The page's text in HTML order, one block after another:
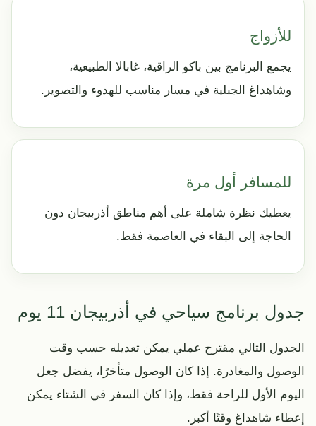
للأزواج
يجمع البرنامج بين باكو الراقية، غابالا الطبيعية،
وشاهداغ الجبلية في مسار مناسب للهدوء والتصوير.
للمسافر أول مرة
يعطيك نظرة شاملة على أهم مناطق أذربيجان دون
الحاجة إلى البقاء في العاصمة فقط.
جدول برنامج سياحي في أذربيجان 11 يوم
الجدول التالي مقترح عملي يمكن تعديله حسب وقت
الوصول والمغادرة. إذا كان الوصول متأخرًا، يفضل جعل
اليوم الأول للراحة فقط، وإذا كان السفر في الشتاء يمكن
إعطاء شاهداغ وقتًا أكبر.